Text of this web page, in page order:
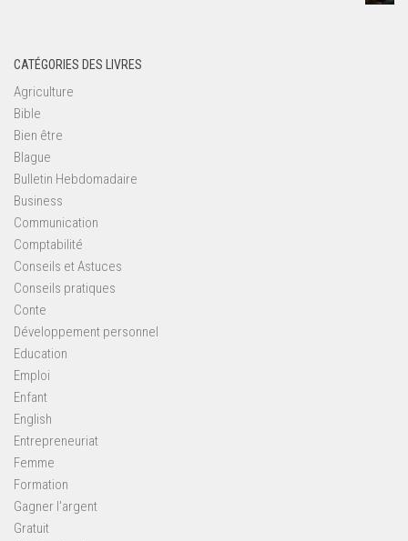
CATÉGORIES DES LIVRES
Agriculture
Bible
Bien être
Blague
Bulletin Hebdomadaire
Business
Communication
Comptabilité
Conseils et Astuces
Conseils pratiques
Conte
Développement personnel
Education
Emploi
Enfant
English
Entrepreneuriat
Femme
Formation
Gagner l'argent
Gratuit